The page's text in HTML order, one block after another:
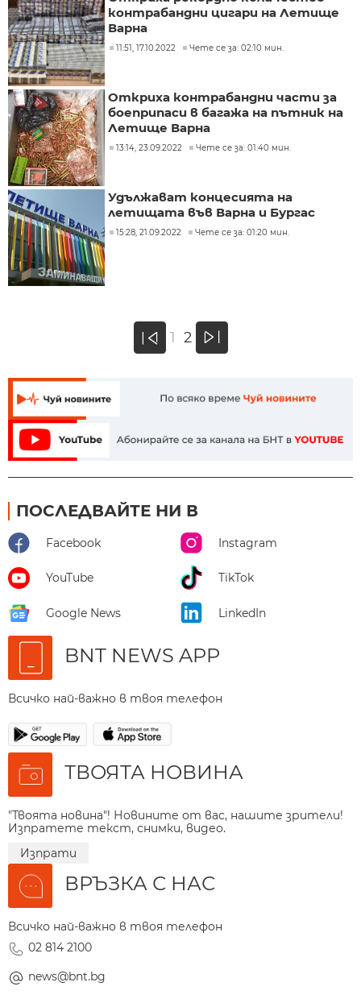
контрабандни цигари на Летище
Варна
11:51, 17.10.2022 Чете се за: 02:10 мин.
Откриха контрабандни части за
боеприпаси в багажа на пътник на
Летище Варна
13:14, 23.09.2022 Чете се за: 01:40 мин.
Удължават концесията на
летищата във Варна и Бургас
15:28, 21.09.2022 Чете се за: 01:20 мин.
« 1 2 »
ПОСЛЕДВАЙТЕ НИ В
Facebook Instagram
YouTube TikTok
Google News LinkedIn
BNT NEWS APP
Всичко най-важно в твоя телефон
ТВОЯТА НОВИНА
"Твоята новина"! Новините от вас, нашите зрители!
Изпратете текст, снимки, видео.
Изпрати
ВРЪЗКА С НАС
Всичко най-важно в твоя телефон
02 814 2100
news@bnt.bg